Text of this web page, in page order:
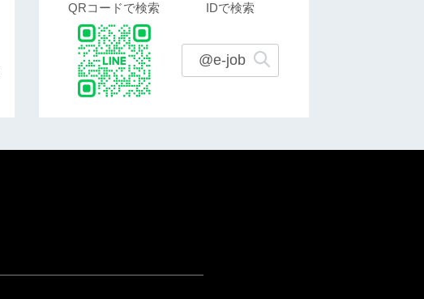
QRコードで検索 IDで検索
@e-job